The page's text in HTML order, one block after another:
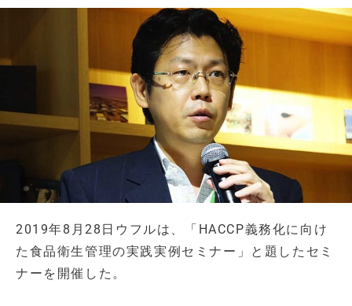
2019年8月28日ウフルは、「HACCP義務化に向け
た食品衛生管理の実践実例セミナー」と題したセミ
ナーを開催した。